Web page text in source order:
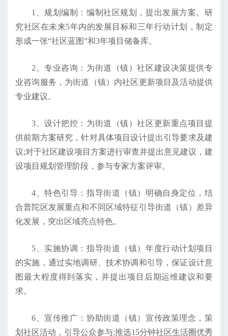
1、规划编制：编制社区规划，提出发展方案。研
究社区在未来5年内的发展目标和三年行动计划，制定
形成一张“社区蓝图”和3年项目储备库。
2、专业咨询：为街道（镇）社区建设决策提供专
业咨询服务，为街道（镇）内社区更新项目及活动提供
专业建议。
3、设计把控：为街道（镇）社区更新重点项目提
供前期方案研究，针对具体项目设计提出引导要求及建
议;对于社区建设项目方案进行审查并提出意见建议，建
设项目规划管理阶段，参与专家方案评审。
4、特色引导：指导街道（镇）明确自身定位，结
合普陀区发展重点和不同区域特征引导街道（镇）差异
化发展，突出区域亮点特色。
5、实施协调：指导街道（镇）年度行动计划项目
的实施，通过实地调研、技术协调和引导，保证设计意
图最大程度得到落实，并提出项目后期运维建议和要
求。
6、宣传推广：协助街道（镇）宣传政策理念，策
划社区活动，引导公众参与;推选15分钟社区生活圈优秀